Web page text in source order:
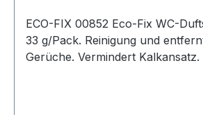
ECO-FIX 00852 Eco-Fix WC-
33 g/Pack. Reinigung und entfernt unangenehme
Gerüche. Vermindert Kalkansatz.